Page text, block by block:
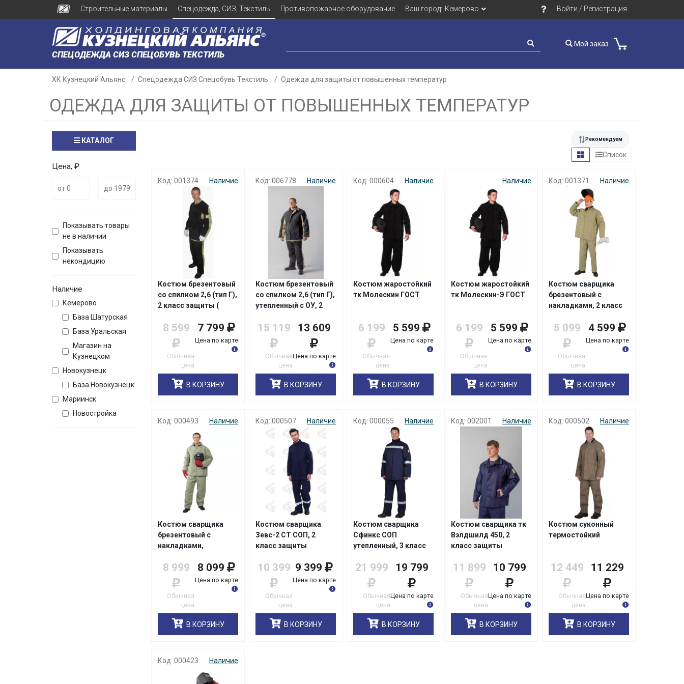
Строительные материалы Спецодежда, СИЗ, Текстиль Противопожарное оборудование Ваш город: Кемерово Войти / Регистрация
СПЕЦОДЕЖДА СИЗ СПЕЦОБУВЬ ТЕКСТИЛЬ
Мой заказ
ХК Кузнецкий Альянс Спецодежда СИЗ Спецобувь Текстиль Одежда для защиты от повышенных температур
ОДЕЖДА ДЛЯ ЗАЩИТЫ ОТ ПОВЫШЕННЫХ ТЕМПЕРАТУР
КАТАЛОГ
Цена, ₽
Показывать товары
не в наличии
Показывать
некондицию
Наличие
Кемерово
База Шатурская
База Уральская
Магазин на
Кузнецком
Новокузнецк
База Новокузнецк
Мариинск
Новостройка
Рекомендуем
Список
Код: 001374 Наличие
Костюм брезентовый
со спилком 2,6 (тип Г),
2 класс защиты (
8 599
Обычная
цена
7 799
Цена по карте
В КОРЗИНУ
Код: 006778 Наличие
Костюм брезентовый
со спилком 2,6 (тип Г),
утепленный с ОУ, 2
(Минпромторг)
15 119
Обычная
цена
13 609
Цена по карте
В КОРЗИНУ
Код: 000604 Наличие
Костюм жаростойкий
тк Молескин ГОСТ
6 199
Обычная
цена
5 599
Цена по карте
В КОРЗИНУ
Наличие
Костюм жаростойкий
тк Молескин-Э ГОСТ
6 199
Обычная
цена
5 599
Цена по карте
В КОРЗИНУ
Код: 001371 Наличие
Костюм сварщика
брезентовый с
накладками, 2 класс
(Минпромторг)
5 099
Обычная
цена
4 599
Цена по карте
В КОРЗИНУ
Код: 000493 Наличие
Костюм сварщика
брезентовый с
накладками,
защиты
(Минпромторг)
8 999
Обычная
цена
8 099
Цена по карте
В КОРЗИНУ
Код: 000507 Наличие
Костюм сварщика
Зевс-2 СТ СОП, 2
класс защиты
10 399
Обычная
цена
9 399
Цена по карте
В КОРЗИНУ
Код: 000055 Наличие
Костюм сварщика
Сфинкс СОП
утепленный, 3 класс
21 999
Обычная
цена
19 799
Цена по карте
В КОРЗИНУ
Код: 002001 Наличие
Костюм сварщика тк
Вэлдшилд 450, 2
класс защиты
11 899
Обычная
цена
10 799
Цена по карте
В КОРЗИНУ
Код: 000502 Наличие
Костюм суконный
термостойкий
12 449
Обычная
цена
11 229
Цена по карте
В КОРЗИНУ
Код: 000423 Наличие